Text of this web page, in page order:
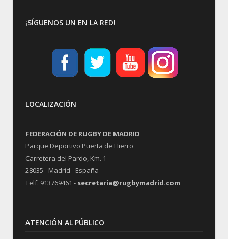
¡SÍGUENOS UN EN LA RED!
LOCALIZACIÓN
FEDERACIÓN DE RUGBY DE MADRID
Parque Deportivo Puerta de Hierro
Carretera del Pardo, Km. 1
28035 - Madrid - España
Telf. 913769461 - secretaria@rugbymadrid.com
ATENCIÓN AL PÚBLICO